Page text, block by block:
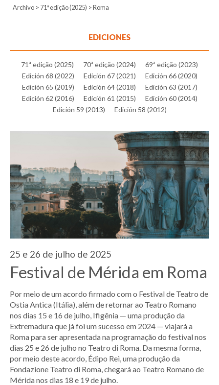
Archivo > 71ª edição (2025) >Roma
EDICIONES
71ª edição (2025) 70ª edição (2024)
69ª edição (2023)
Edición 68 (2022)
Edición 67 (2021)
Edición 66 (2020)
Edición 65 (2019)
Edición 64 (2018)
Edición 63 (2017)
Edición 62 (2016)
Edición 61 (2015)
Edición 60 (2014)
Edición 59 (2013)
Edición 58 (2012)
25 e 26 de julho de 2025
Festival de Mérida em Roma
Por meio de um acordo firmado com o Festival de Teatro de
Ostia Antica (Itália), além de retornar ao Teatro Romano
nos dias 15 e 16 de julho, Ifigênia — uma produção da
Extremadura que já foi um sucesso em 2024 — viajará a
Roma para ser apresentada na programação do festival nos
dias 25 e 26 de julho no Teatro di Roma. Da mesma forma,
por meio deste acordo, Édipo Rei, uma produção da
Fondazione Teatro di Roma, chegará ao Teatro Romano de
Mérida nos dias 18 e 19 de julho.